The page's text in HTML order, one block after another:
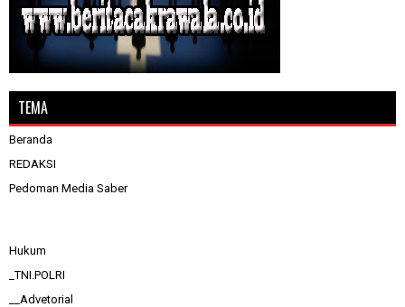
TEMA
Beranda
REDAKSI
Pedoman Media Saber
Hukum
_TNI.POLRI
__Advetorial